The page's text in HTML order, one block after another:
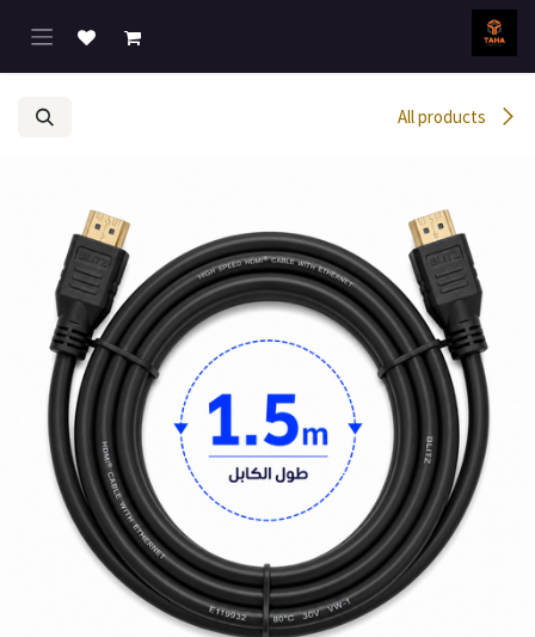
تخطي للذهاب إلى المحتوى
All products